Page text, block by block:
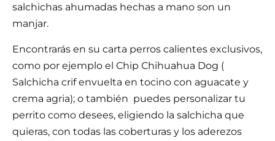
salchichas ahumadas hechas a mano son un
manjar.
Encontrarás en su carta perros calientes exclusivos,
como por ejemplo el Chip Chihuahua Dog (
Salchicha crif envuelta en tocino con aguacate y
crema agria); o también puedes personalizar tu
perrito como desees, eligiendo la salchicha que
quieras, con todas las coberturas y los aderezos